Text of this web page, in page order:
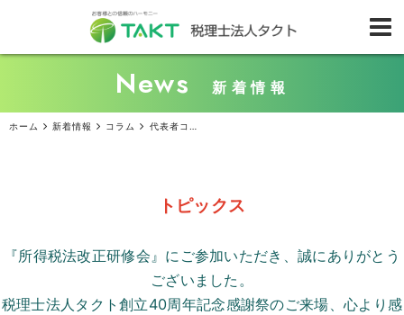
News 新着情報
ホーム 新着情報 コラム 代表者コラム
トピックス
『所得税法改正研修会』にご参加いただき、誠にありがとう
ございました。
税理士法人タクト創立40周年記念感謝祭のご来場、心より感